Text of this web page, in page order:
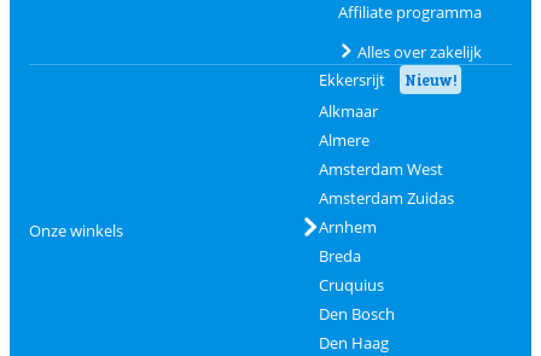
Affiliate programma
Alles over zakelijk
Onze winkels
Ekkersrijt Nieuw!
Alkmaar
Almere
Amsterdam West
Amsterdam Zuidas
Arnhem
Breda
Cruquius
Den Bosch
Den Haag